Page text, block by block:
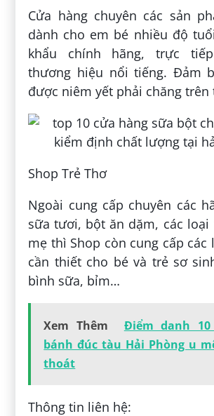
Cửa hàng chuyên các sản
dành cho em bé nhiều độ
khẩu chính hãng, trực
thương hiệu nổi tiếng. Đảm
được niêm yết phải chăng
Shop Trẻ Thơ
Ngoài cung cấp chuyên các
sữa tươi, bột ăn dặm, các loại
mẹ thì Shop còn cung cấp các
cần thiết cho bé và trẻ sơ
bình sữa, bỉm…
Xem Thêm
Điểm danh
bánh đúc tàu Hải Phòng u
thoát
Thông tin liên hệ: